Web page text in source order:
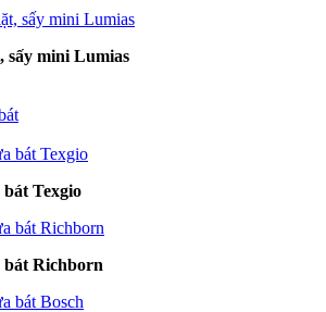
sấy mini Lumias
Texgio
Richborn